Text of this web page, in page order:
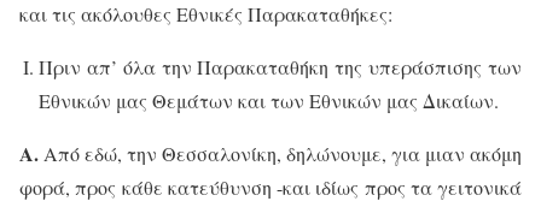
και τις ακόλουθες Εθνικές Παρακαταθήκες:
Πριν απ’ όλα την Παρακαταθήκη της υπεράσπισης των
Εθνικών μας Θεμάτων και των Εθνικών μας Δικαίων.
Α.Από εδώ, την Θεσσαλονίκη, δηλώνουμε, για μιαν ακόμη
φορά, προς κάθε κατεύθυνση -και ιδίως προς τα γειτονικά